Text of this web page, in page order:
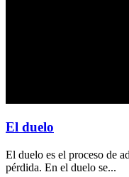
El duelo
El duelo es el proceso de
pérdida. En el duelo se...